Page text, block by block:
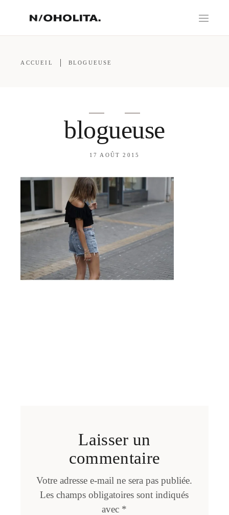
ACCUEIL BLOGUEUSE
blogueuse
17 AOÛT 2015
Laisser un
commentaire
Votre adresse e-mail ne sera pas publiée.
Les champs obligatoires sont indiqués
avec *